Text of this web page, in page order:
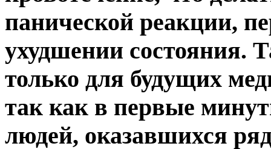
панической реакции,
ухудшении состояния.
только для будущих
так как в первые
людей, оказавшихся